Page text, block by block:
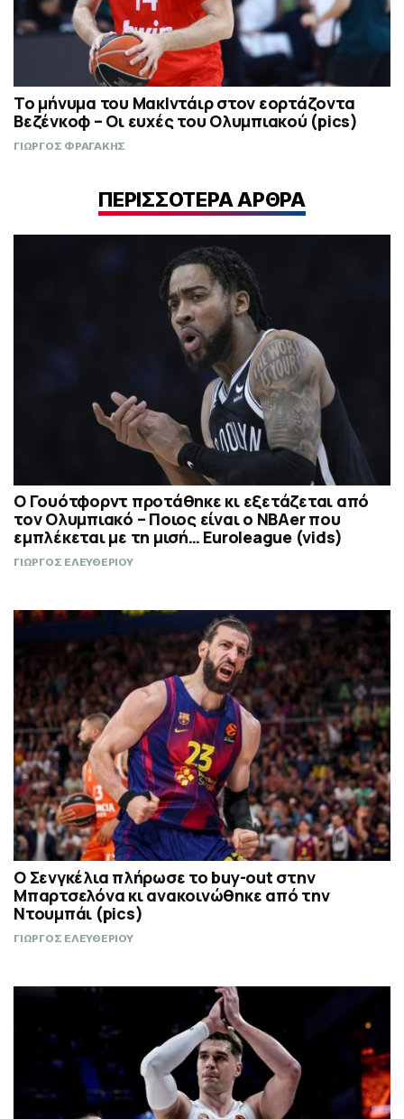
Το μήνυμα του ΜακΙντάιρ στον εορτάζοντα
Βεζένκοφ – Οι ευχές του Ολυμπιακού (pics)
ΓΙΩΡΓΟΣ ΦΡΑΓΑΚΗΣ
ΠΕΡΙΣΣΟΤΕΡΑ ΑΡΘΡΑ
Ο Γουότφορντ προτάθηκε κι εξετάζεται από
τον Ολυμπιακό – Ποιος είναι ο ΝΒΑer που
εμπλέκεται με τη μισή… Euroleague (vids)
ΓΙΩΡΓΟΣ ΕΛΕΥΘΕΡΙΟΥ
Ο Σενγκέλια πλήρωσε το buy-out στην
Μπαρτσελόνα κι ανακοινώθηκε από την
Ντουμπάι (pics)
ΓΙΩΡΓΟΣ ΕΛΕΥΘΕΡΙΟΥ